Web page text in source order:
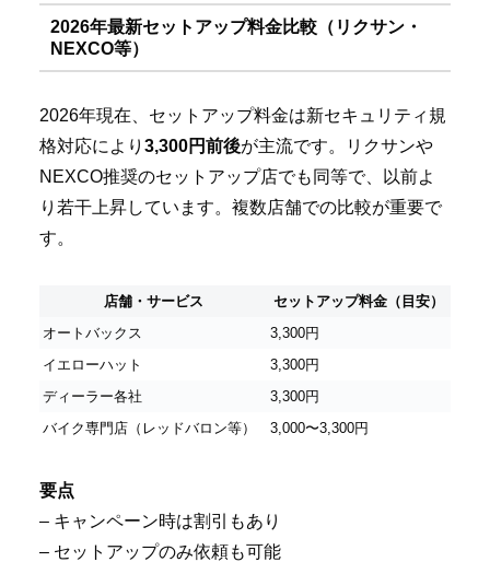
2026年最新セットアップ料金比較（リクサン・
NEXCO等）
2026年現在、セットアップ料金は新セキュリティ規
格対応により 3,300円前後が主流です。リクサンや
NEXCO推奨のセットアップ店でも同等で、以前よ
り若干上昇しています。複数店舗での比較が重要で
す。
店舗・サービス
セットアップ料金（目安）
オートバックス
3,300円
イエローハット
3,300円
ディーラー各社
3,300円
バイク専門店（レッドバロン等）
3,000〜3,300円
要点
– キャンペーン時は割引もあり
– セットアップのみ依頼も可能